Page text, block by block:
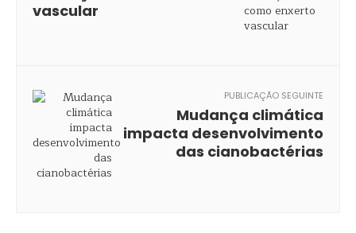
vascular
PUBLICAÇÃO SEGUINTE
Mudança climática
impacta desenvolvimento
das cianobactérias